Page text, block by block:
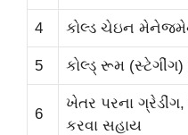
4 કોલ્ડ ચેઇન
5 કોલ્ડ્ રૂમ (સ્ટેગીંગ)
6
ખેતર પરના
કરવા સહાય